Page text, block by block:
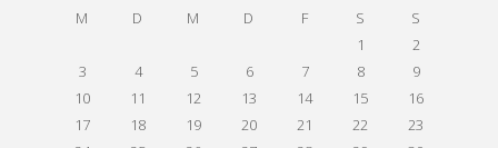
M
D M D F S
S
1
2
3
4 5 6 7 8
9
10
11 12 13 14 15
16
17
18 19 20 21 22
23